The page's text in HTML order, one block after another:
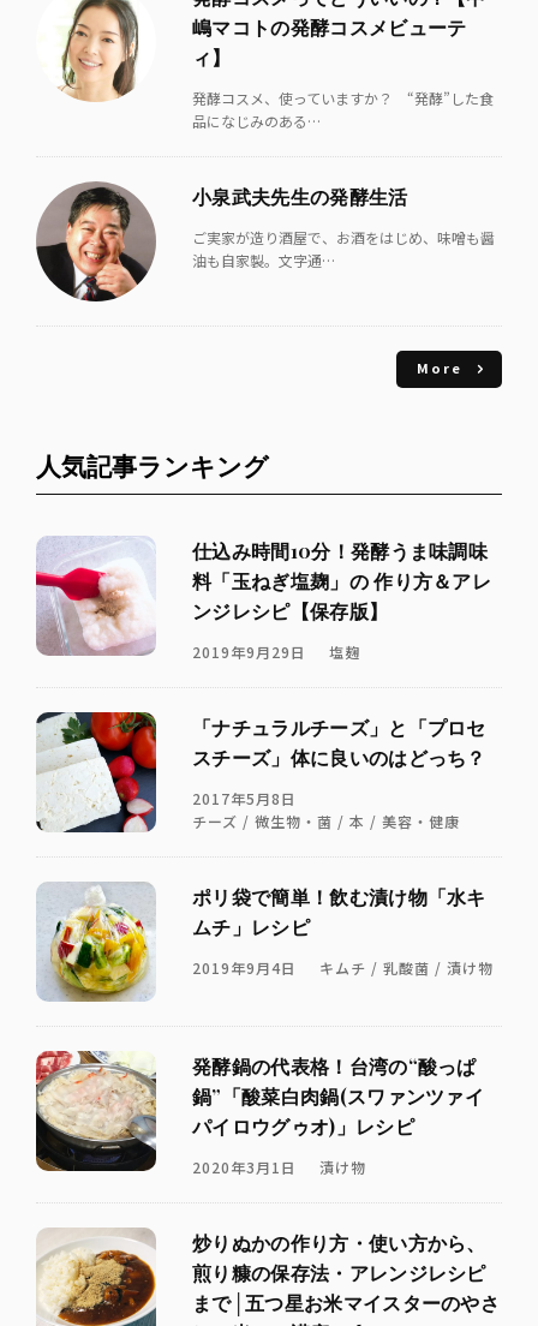
嶋マコトの発酵コスメビューテ
ィ】
発酵コスメ、使っていますか？ “発酵”した食
品になじみのある…
小泉武夫先生の発酵生活
ご実家が造り酒屋で、お酒をはじめ、味噌も醤
油も自家製。文字通…
More
人気記事ランキング
仕込み時間10分！発酵うま味調味
料「玉ねぎ塩麹」の 作り方＆アレ
ンジレシピ【保存版】
2019年9月29日 塩麹
「ナチュラルチーズ」と「プロセ
スチーズ」体に良いのはどっち？
2017年5月8日
チーズ / 微生物・菌 / 本 / 美容・健康
ポリ袋で簡単！飲む漬け物「水キ
ムチ」レシピ
2019年9月4日 キムチ / 乳酸菌 / 漬け物
発酵鍋の代表格！台湾の“酸っぱ
鍋”「酸菜白肉鍋(スワァンツァイ
パイロウグゥオ)」レシピ
2020年3月1日 漬け物
炒りぬかの作り方・使い方から、
煎り糠の保存法・アレンジレシピ
まで│五つ星お米マイスターのやさ